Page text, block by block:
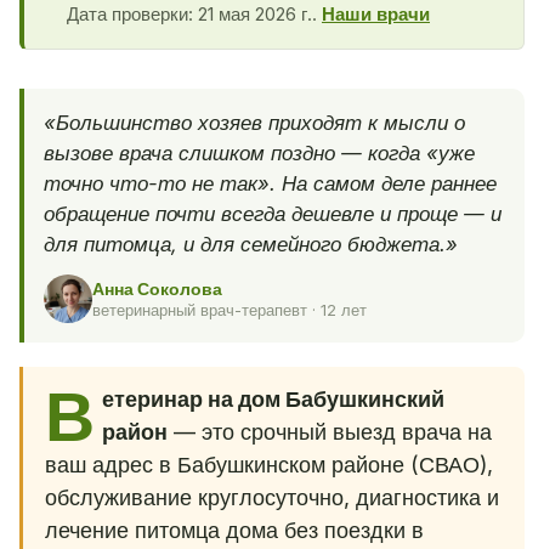
Дата проверки: 21 мая 2026 г.. Наши врачи
«Большинство хозяев приходят к мысли о
вызове врача слишком поздно — когда «уже
точно что-то не так». На самом деле раннее
обращение почти всегда дешевле и проще — и
для питомца, и для семейного бюджета.»
Анна Соколова
ветеринарный врач-терапевт · 12 лет
В етеринар на дом Бабушкинский
район — это срочный выезд врача на
ваш адрес в Бабушкинском районе (СВАО),
обслуживание круглосуточно, диагностика и
лечение питомца дома без поездки в